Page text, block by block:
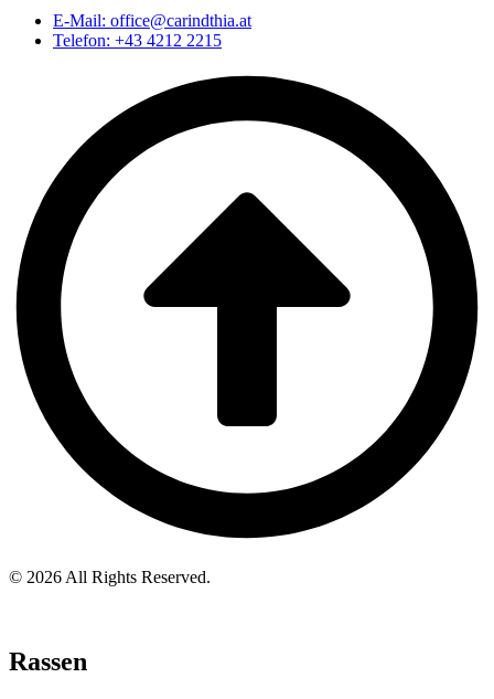
E-Mail: office@carindthia.at
Telefon: +43 4212 2215
© 2026 All Rights Reserved.
Rassen